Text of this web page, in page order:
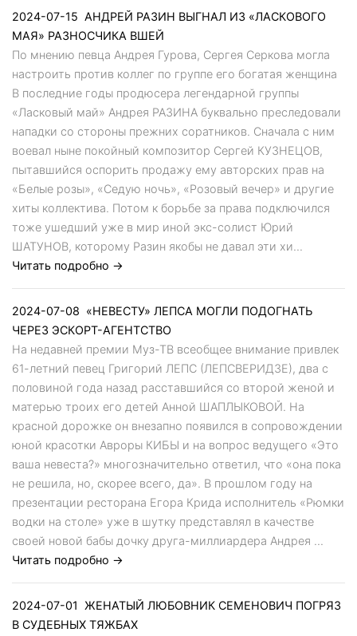
2024-07-15 АНДРЕЙ РАЗИН ВЫГНАЛ ИЗ «ЛАСКОВОГО
МАЯ» РАЗНОСЧИКА ВШЕЙ
По мнению певца Андрея Гурова, Сергея Серкова могла
настроить против коллег по группе его богатая женщина
В последние годы продюсера легендарной группы
«Ласковый май» Андрея РАЗИНА буквально преследовали
нападки со стороны прежних соратников. Сначала с ним
воевал ныне покойный композитор Сергей КУЗНЕЦОВ,
пытавшийся оспорить продажу ему авторских прав на
«Белые розы», «Седую ночь», «Розовый вечер» и другие
хиты коллектива. Потом к борьбе за права подключился
тоже ушедший уже в мир иной экс-солист Юрий
ШАТУНОВ, которому Разин якобы не давал эти хи...
Читать подробно →
2024-07-08 «НЕВЕСТУ» ЛЕПСА МОГЛИ ПОДОГНАТЬ
ЧЕРЕЗ ЭСКОРТ-АГЕНТСТВО
На недавней премии Муз-ТВ всеобщее внимание привлек
61-летний певец Григорий ЛЕПС (ЛЕПСВЕРИДЗЕ), два с
половиной года назад расставшийся со второй женой и
матерью троих его детей Анной ШАПЛЫКОВОЙ. На
красной дорожке он внезапно появился в сопровождении
юной красотки Авроры КИБЫ и на вопрос ведущего «Это
ваша невеста?» многозначительно ответил, что «она пока
не решила, но, скорее всего, да». В прошлом году на
презентации ресторана Егора Крида исполнитель «Рюмки
водки на столе» уже в шутку представлял в качестве
своей новой бабы дочку друга-миллиардера Андрея ...
Читать подробно →
2024-07-01
ЖЕНАТЫЙ ЛЮБОВНИК СЕМЕНОВИЧ ПОГРЯЗ
В СУДЕБНЫХ ТЯЖБАХ